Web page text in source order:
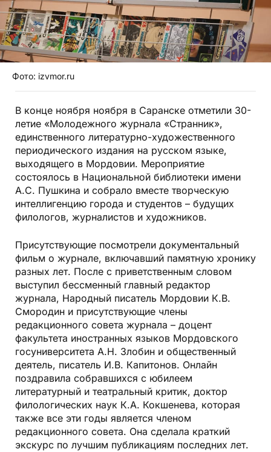
Фото: izvmor.ru
В конце ноября ноября в Саранске отметили 30-
летие «Молодежного журнала «Странник»,
единственного литературно-художественного
периодического издания на русском языке,
выходящего в Мордовии. Мероприятие
состоялось в Национальной библиотеки имени
А.С. Пушкина и собрало вместе творческую
интеллигенцию города и студентов – будущих
филологов, журналистов и художников.
Присутствующие посмотрели документальный
фильм о журнале, включавший памятную хронику
разных лет. После с приветственным словом
выступил бессменный главный редактор
журнала, Народный писатель Мордовии К.В.
Смородин и присутствующие члены
редакционного совета журнала – доцент
факультета иностранных языков Мордовского
госуниверситета А.Н. Злобин и общественный
деятель, писатель И.В. Капитонов. Онлайн
поздравила собравшихся с юбилеем
литературный и театральный критик, доктор
филологических наук К.А. Кокшенева, которая
также все эти годы является членом
редакционного совета. Она сделала краткий
экскурс по лучшим публикациям последних лет.